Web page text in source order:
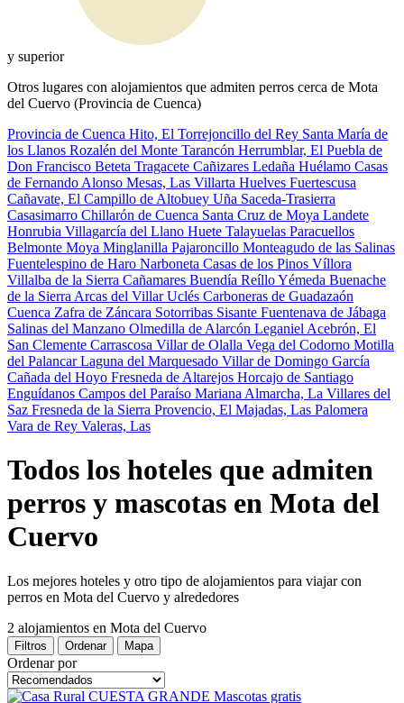
y superior
Otros lugares con alojamientos que admiten perros cerca de Mota
del Cuervo (Provincia de Cuenca)
Provincia de Cuenca Hito, El Torrejoncillo del Rey Santa María de
los Llanos Rozalén del Monte Tarancón Herrumblar, El Puebla de
Don Francisco Beteta Tragacete Cañizares Ledaña Huélamo Casas
de Fernando Alonso Mesas, Las Villarta Huelves Fuertescusa
Cañavate, El Campillo de Altobuey Uña Saceda-Trasierra
Casasimarro Chillarón de Cuenca Santa Cruz de Moya Landete
Honrubia Villagarcía del Llano Huete Talayuelas Paracuellos
Belmonte Moya Minglanilla Pajaroncillo Monteagudo de las Salinas
Fuentelespino de Haro Narboneta Casas de los Pinos Víllora
Villalba de la Sierra Cañamares Buendía ReílloYémeda Buenache
de la Sierra Arcas del VillarUclés Carboneras de Guadazaón
Cuenca Zafra de Záncara Sotorribas Sisante Fuentenava de Jábaga
Salinas del Manzano Olmedilla de Alarcón Leganiel Acebrón, El
San Clemente Carrascosa Villar de Olalla Vega del Codorno Motilla
del PalancarLaguna del Marquesado Villar de Domingo García
Cañada del Hoyo Fresneda de Altarejos Horcajo de Santiago
Enguídanos Campos del Paraíso Mariana Almarcha, La Villares del
Saz Fresneda de la Sierra Provencio, El Majadas, Las Palomera
Vara de Rey Valeras, Las
Todos los hoteles que admiten
perros y mascotas en Mota del
Cuervo
Los mejores hoteles y otro tipo de alojamientos para viajar con
perros en Mota del Cuervo y alrededores
2 alojamientos en Mota del Cuervo
Filtros Ordenar Mapa
Ordenar por
Mascotas gratis